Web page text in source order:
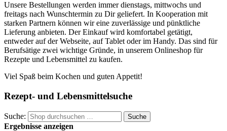
Unsere Bestellungen werden immer dienstags, mittwochs und
freitags nach Wunschtermin zu Dir geliefert. In Kooperation mit
starken Partnern können wir eine zuverlässige und pünktliche
Lieferung anbieten. Der Einkauf wird komfortabel getätigt,
entweder auf der Webseite, auf Tablet oder im Handy. Das sind für
Berufsätige zwei wichtige Gründe, in unserem Onlineshop für
Rezepte und Lebensmittel zu kaufen.
Viel Spaß beim Kochen und guten Appetit!
Rezept- und Lebensmittelsuche
Suche: Suche
Ergebnisse anzeigen